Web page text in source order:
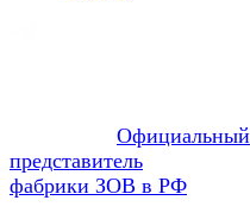
Официальный
представитель
фабрики ЗОВ в РФ